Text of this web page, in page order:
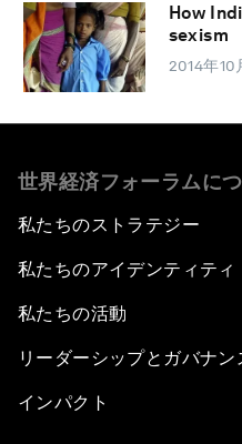
How
sexism
2014年10
世界経済フォーラムに
私たちのストラテジー
私たちのアイデンティティ
私たちの活動
リーダーシップとガバナン
インパクト